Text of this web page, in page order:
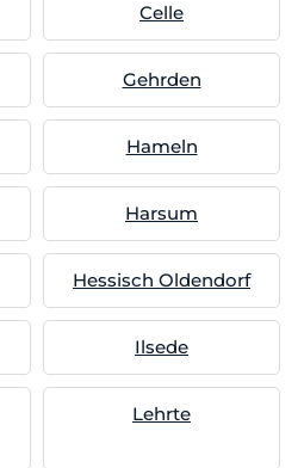
Celle
Gehrden
Hameln
Harsum
Hessisch Oldendorf
Ilsede
Lehrte